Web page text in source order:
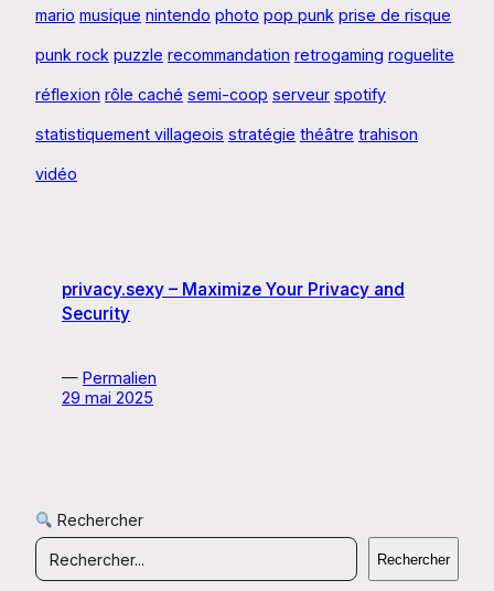
mario musique nintendo photo pop punk prise de risque
punk rock puzzle recommandation retrogaming roguelite
réflexion rôle caché semi-coop serveur spotify
statistiquement villageois stratégie théâtre trahison
vidéo
privacy.sexy – Maximize Your Privacy and
Security
— Permalien
29 mai 2025
Rechercher
Rechercher